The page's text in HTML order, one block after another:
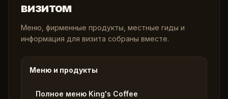
визитом
Меню, фирменные продукты, местные гиды и
информация для визита собраны вместе.
Меню и продукты
Полное меню King's Coffee